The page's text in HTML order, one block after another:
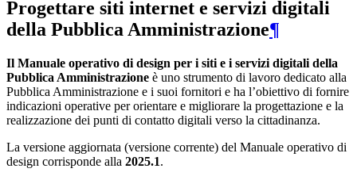
Progettare siti internet e servizi digitali
della Pubblica Amministrazione¶
Il Manuale operativo di design per i siti e i servizi digitali della
Pubblica Amministrazione è uno strumento di lavoro dedicato alla
Pubblica Amministrazione e i suoi fornitori e ha l’obiettivo di fornire
indicazioni operative per orientare e migliorare la progettazione e la
realizzazione dei punti di contatto digitali verso la cittadinanza.
La versione aggiornata (versione corrente) del Manuale operativo di
design corrisponde alla 2025.1.